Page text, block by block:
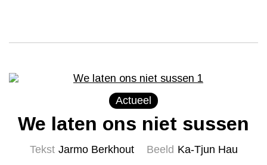
Actueel
We laten ons niet sussen
Tekst Jarmo Berkhout Beeld Ka-Tjun Hau